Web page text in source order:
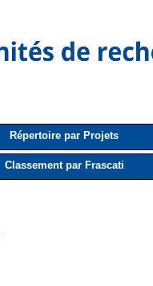
Répertoire par Projets
Classement par Frascati